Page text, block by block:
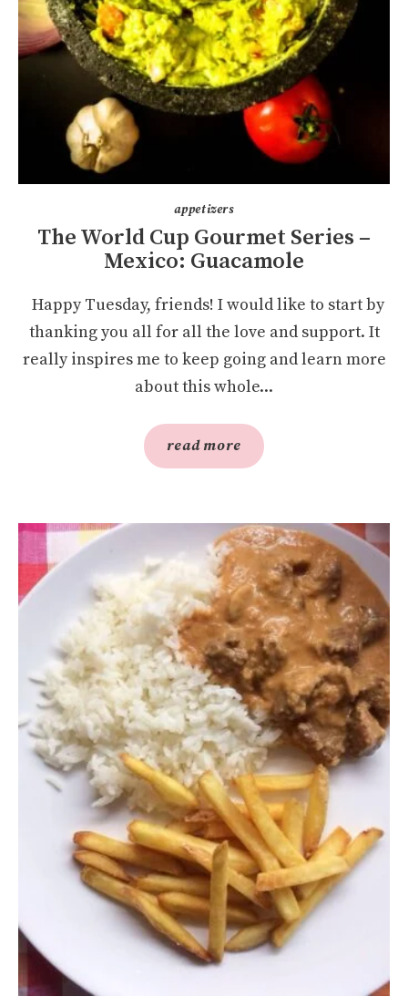
appetizers
The World Cup Gourmet Series –
Mexico: Guacamole
Happy Tuesday, friends! I would like to start by
thanking you all for all the love and support. It
really inspires me to keep going and learn more
about this whole...
read more